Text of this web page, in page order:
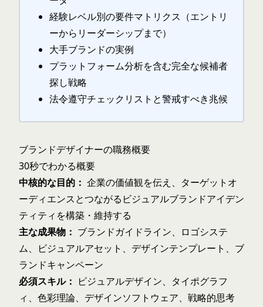
経験レベル別の要件マトリクス（エントリ
ーからリーダーシップまで）
大手ブランドの実例
プラットフォーム分析を含む完全な候補者
探し戦略
法令遵守チェックリストと警戒すべき兆候
ブランドデザイナーの職務概要
30秒でわかる概要
中核的な目的： 企業の価値観を伝え、ターゲットオ
ーディエンスとつながるビジュアルブランドアイデン
ティティを構築・維持する
主な成果物： ブランドガイドライン、ロゴシステ
ム、ビジュアルアセット、デザインテンプレート、ブ
ランドキャンペーン
必須スキル： ビジュアルデザイン、タイポグラフ
ィ、色彩理論、デザインソフトウェア、戦略的思考